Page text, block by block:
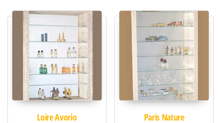
Loire Avorio Paris Nature